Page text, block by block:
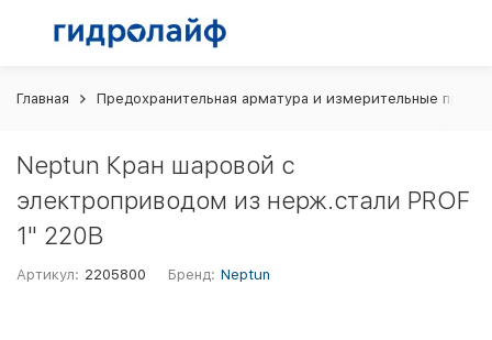
Главная Предохранительная арматура и измерительные
Neptun Кран шаровой с
электроприводом из нерж.стали PROF
1" 220В
Артикул: 2205800 Бренд: Neptun